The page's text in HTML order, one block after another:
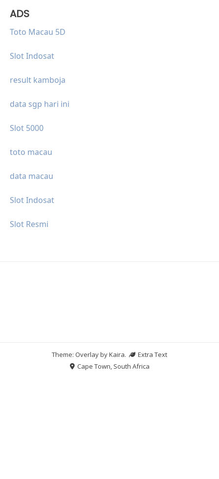
ADS
Toto Macau 5D
Slot Indosat
result kamboja
data sgp hari ini
Slot 5000
toto macau
data macau
Slot Indosat
Slot Resmi
Theme: Overlay byKaira.
Extra Text
Cape Town, South Africa